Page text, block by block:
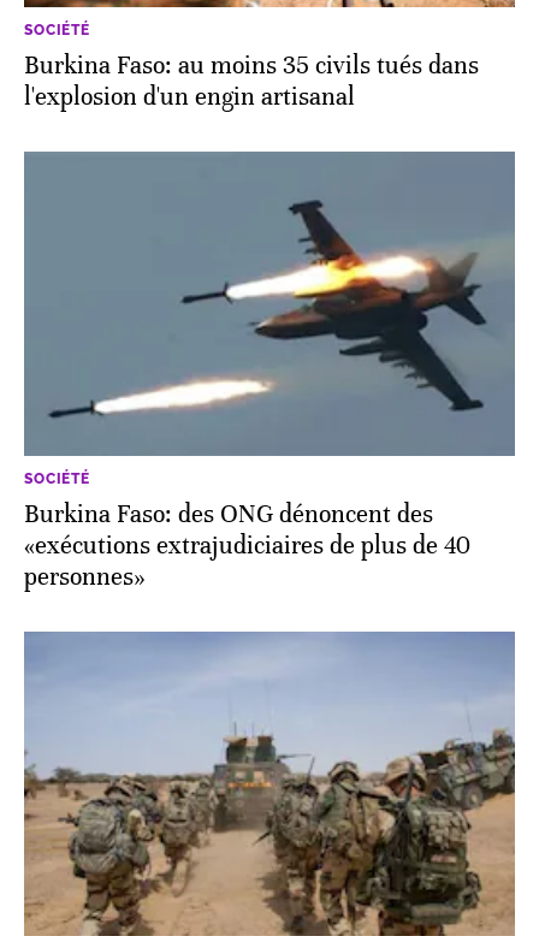
SOCIÉTÉ
Burkina Faso: au moins 35 civils tués dans
l'explosion d'un engin artisanal
SOCIÉTÉ
Burkina Faso: des ONG dénoncent des
«exécutions extrajudiciaires de plus de 40
personnes»